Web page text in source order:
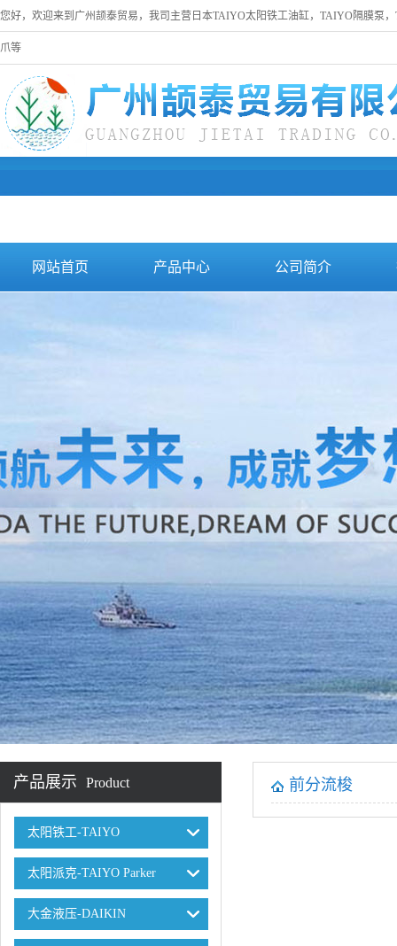
您好，欢迎来到广州颉泰贸易，我司主营日本TAIYO太阳铁工油缸，TAIYO隔膜泵
爪等
网站首页 产品中心 公司简介
产品展示 Product
太阳铁工-TAIYO
太阳派克-TAIYO Parker
大金液压-DAIKIN
前分流梭